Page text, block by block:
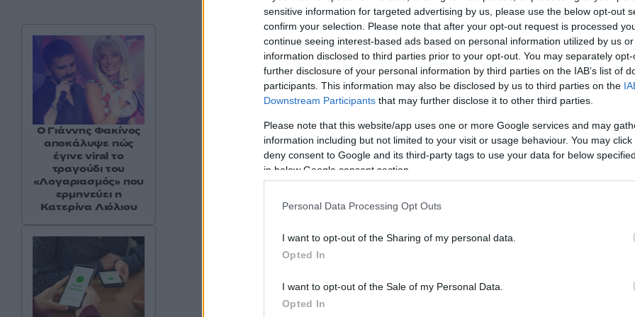
sensitive information for targeted advertising by us, please use the below opt-out
confirm your selection. Please note that after your opt-out request is processed
continue seeing interest-based ads based on personal information utilized by us
information disclosed to third parties prior to your opt-out. You may separately
further disclosure of your personal information by third parties on the IAB’s list of
participants. This information may also be disclosed by us to third parties on the
Downstream Participants that may further disclose it to other third parties.
Please note that this website/app uses one or more Google services and may
information including but not limited to your visit or usage behaviour. You may
deny consent to Google and its third-party tags to use your data for below
in below Google consent section.
Personal Data Processing Opt Outs
I want to opt-out of the Sharing of my personal data.
Opted In
I want to opt-out of the Sale of my Personal Data.
Opted In
Ο Γιάννης Φακίνος
αποκάλυψε πώς
έγινε viral το
τραγούδι του
«Λογαριασμός» που
ερμηνεύει η
Κατερίνα Λιόλιου